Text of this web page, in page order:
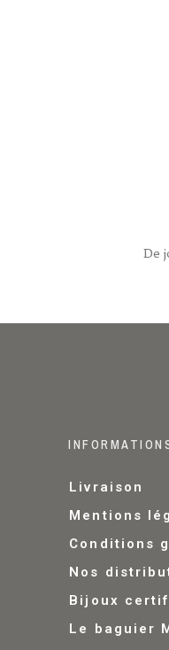
De
Livraison
Mentions
Conditions
Nos
Bijoux
Le baguier